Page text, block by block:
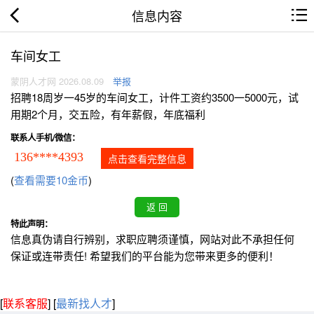
信息内容
车间女工
蒙阴人才网 2026.08.09 举报
招聘18周岁一45岁的车间女工，计件工资约3500一5000元，试
用期2个月，交五险，有年薪假，年底福利
联系人手机/微信：
136****4393 点击查看完整信息
(查看需要10金币)
特此声明：
信息真伪请自行辨别，求职应聘须谨慎，网站对此不承担任何
保证或连带责任! 希望我们的平台能为您带来更多的便利！
[联系客服] [最新找人才]